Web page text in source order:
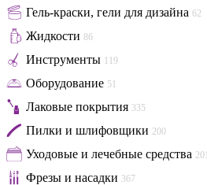
Гель-краски, гели для дизайна 62
Жидкости 86
Инструменты 119
Оборудование 51
Лаковые покрытия 335
Пилки и шлифовщики 200
Уходовые и лечебные средства 201
Фрезы и насадки 367